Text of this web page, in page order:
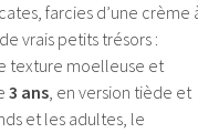
farcies d’une crème
vrais petits trésors :
texture moelleuse et
3 ans, en version tiède et
et les adultes, le